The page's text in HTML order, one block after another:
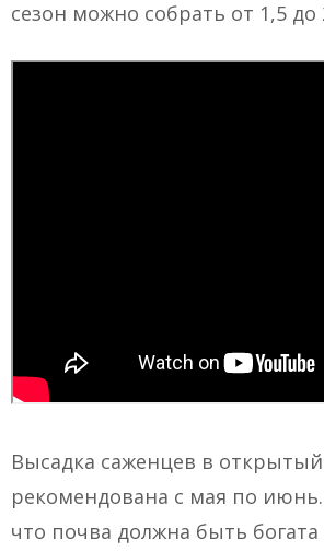
сезон можно собрать от 1,5 до
Высадка саженцев в открытый
рекомендована с мая по
что почва должна быть